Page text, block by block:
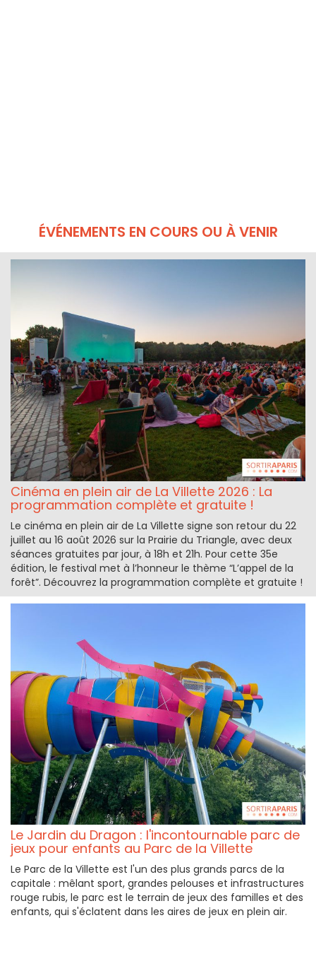
ÉVÉNEMENTS EN COURS OU À VENIR
Cinéma en plein air de La Villette 2026 : La
programmation complète et gratuite !
Le cinéma en plein air de La Villette signe son retour du 22
juillet au 16 août 2026 sur la Prairie du Triangle, avec deux
séances gratuites par jour, à 18h et 21h. Pour cette 35e
édition, le festival met à l’honneur le thème “L’appel de la
forêt”. Découvrez la programmation complète et gratuite !
Le Jardin du Dragon : l'incontournable parc de
jeux pour enfants au Parc de la Villette
Le Parc de la Villette est l'un des plus grands parcs de la
capitale : mêlant sport, grandes pelouses et infrastructures
rouge rubis, le parc est le terrain de jeux des familles et des
enfants, qui s'éclatent dans les aires de jeux en plein air.